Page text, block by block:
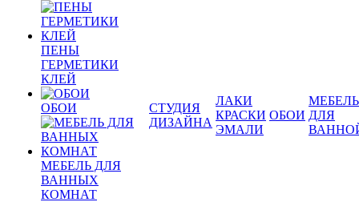
ПЕНЫ
ГЕРМЕТИКИ
КЛЕЙ
ОБОИ
МЕБЕЛЬ ДЛЯ
ВАННЫХ
КОМНАТ
СТУДИЯ
ДИЗАЙНА
ЛАКИ
КРАСКИ
ЭМАЛИ
ОБОИ
МЕБЕЛЬ
ДЛЯ